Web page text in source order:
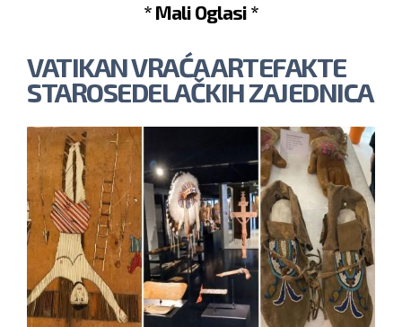
* Mali Oglasi *
VATIKAN VRAĆA ARTEFAKTE
STAROSEDELAČKIH ZAJEDNICA